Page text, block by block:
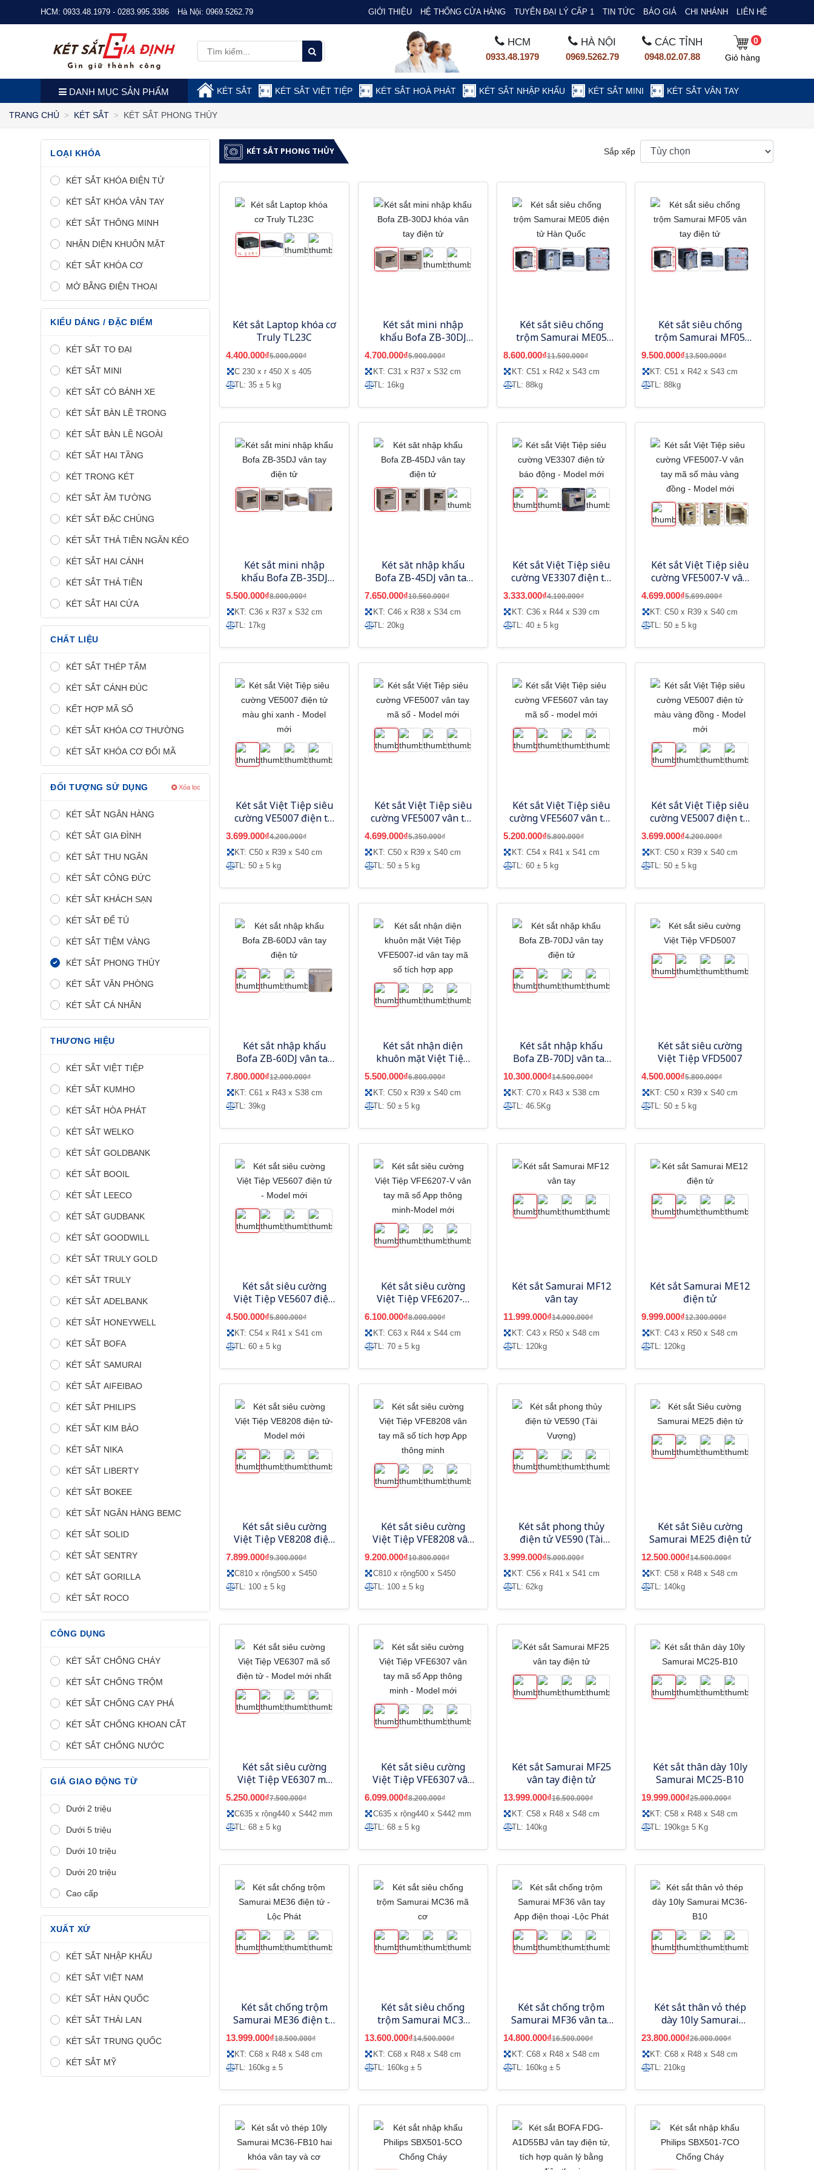
HCM: 0933.48.1979 - 0283.995.3386 Hà Nội: 0969.5262.79 GIỚI THIỆU HỆ THỐNG CỬA HÀNG TUYỂN ĐẠI LÝ CẤP 1 TIN TỨC BÁO GIÁ CHI NHÁNH LIÊN HỆ
HCM
0933.48.1979
HÀ NỘI
0969.5262.79
CÁC TỈNH
0948.02.07.88
0
Giỏ hàng
DANH MỤC SẢN PHẨM KÉT SẮT KÉT SẮT VIỆT TIỆP KÉT SẮT HOÀ PHÁT KÉT SẮT NHẬP KHẨU KÉT SẮT MINI KÉT SẮT VÂN TAY
TRANG CHỦ KÉT SẮT KÉT SẮT PHONG THỦY
LOẠI KHÓA
KÉT SẮT KHÓA ĐIỆN TỬ
KÉT SẮT KHÓA VÂN TAY
KÉT SẮT THÔNG MINH
NHẬN DIỆN KHUÔN MẶT
KÉT SẮT KHÓA CƠ
MỞ BẰNG ĐIỆN THOẠI
KIỂU DÁNG / ĐẶC ĐIỂM
KÉT SẮT TO ĐẠI
KÉT SẮT MINI
KÉT SẮT CÓ BÁNH XE
KÉT SẮT BÀN LỀ TRONG
KÉT SẮT BÀN LỀ NGOÀI
KÉT SẮT HAI TẦNG
KÉT TRONG KÉT
KÉT SẮT ÂM TƯỜNG
KÉT SẮT ĐẶC CHỦNG
KÉT SẮT THẢ TIỀN NGĂN KÉO
KÉT SẮT HAI CÁNH
KÉT SẮT THẢ TIỀN
KÉT SẮT HAI CỬA
CHẤT LIỆU
KÉT SẮT THÉP TẤM
KÉT SẮT CÁNH ĐÚC
KẾT HỢP MÃ SỐ
KÉT SẮT KHÓA CƠ THƯỜNG
KÉT SẮT KHÓA CƠ ĐỔI MÃ
ĐỐI TƯỢNG SỬ DỤNG Xóa lọc
KÉT SẮT NGÂN HÀNG
KÉT SẮT GIA ĐÌNH
KÉT SẮT THU NGÂN
KÉT SẮT CÔNG ĐỨC
KÉT SẮT KHÁCH SẠN
KÉT SẮT ĐỂ TỦ
KÉT SẮT TIỆM VÀNG
KÉT SẮT PHONG THỦY
KÉT SẮT VĂN PHÒNG
KÉT SẮT CÁ NHÂN
THƯƠNG HIỆU
KÉT SẮT VIỆT TIỆP
KÉT SẮT KUMHO
KÉT SẮT HÒA PHÁT
KÉT SẮT WELKO
KÉT SẮT GOLDBANK
KÉT SẮT BOOIL
KÉT SẮT LEECO
KÉT SẮT GUDBANK
KÉT SẮT GOODWILL
KÉT SẮT TRULY GOLD
KÉT SẮT TRULY
KÉT SẮT ADELBANK
KÉT SẮT HONEYWELL
KÉT SẮT BOFA
KÉT SẮT SAMURAI
KÉT SẮT AIFEIBAO
KÉT SẮT PHILIPS
KÉT SẮT KIM BẢO
KÉT SẮT NIKA
KÉT SẮT LIBERTY
KÉT SẮT BOKEE
KÉT SẮT NGÂN HÀNG BEMC
KÉT SẮT SOLID
KÉT SẮT SENTRY
KÉT SẮT GORILLA
KÉT SẮT ROCO
CÔNG DỤNG
KÉT SẮT CHỐNG CHÁY
KÉT SẮT CHỐNG TRỘM
KÉT SẮT CHỐNG CẠY PHÁ
KÉT SẮT CHỐNG KHOAN CẮT
KÉT SẮT CHỐNG NƯỚC
GIÁ GIAO ĐỘNG TỪ
Dưới 2 triệu
Dưới 5 triệu
Dưới 10 triệu
Dưới 20 triệu
Cao cấp
XUẤT XỨ
KÉT SẮT NHẬP KHẨU
KÉT SẮT VIỆT NAM
KÉT SẮT HÀN QUỐC
KÉT SẮT THÁI LAN
KÉT SẮT TRUNG QUỐC
KÉT SẮT MỸ
KÉT SẮT PHONG THỦY Sắp xếp
Két sắt Laptop khóa cơ
Truly TL23C
4.400.000₫5.000.000₫
C 230 x r 450 X s 405
TL: 35 ± 5 kg
Két sắt mini nhập
khẩu Bofa ZB-30DJ
khóa vân tay điện tử
4.700.000₫5.900.000₫
KT: C31 x R37 x S32 cm
TL: 16kg
Két sắt siêu chống
trộm Samurai ME05
điện tử Hàn Quốc
8.600.000₫11.500.000₫
KT: C51 x R42 x S43 cm
TL: 88kg
Két sắt siêu chống
trộm Samurai MF05
vân tay điện tử
9.500.000₫13.500.000₫
KT: C51 x R42 x S43 cm
TL: 88kg
Két sắt mini nhập
khẩu Bofa ZB-35DJ
vân tay điện tử
5.500.000₫8.000.000₫
KT: C36 x R37 x S32 cm
TL: 17kg
Két săt nhập khẩu
Bofa ZB-45DJ vân tay
điện tử
7.650.000₫10.560.000₫
KT: C46 x R38 x S34 cm
TL: 20kg
Két sắt Việt Tiệp siêu
cường VE3307 điện tử
báo động - Model mới
3.333.000₫4.100.000₫
KT: C36 x R44 x S39 cm
TL: 40 ± 5 kg
Két sắt Việt Tiệp siêu
cường VFE5007-V vân
tay mã số màu vàng
đồng - Model mới
4.699.000₫5.699.000₫
KT: C50 x R39 x S40 cm
TL: 50 ± 5 kg
Két sắt Việt Tiệp siêu
cường VE5007 điện tử
màu ghi xanh - Model
mới
3.699.000₫4.200.000₫
KT: C50 x R39 x S40 cm
TL: 50 ± 5 kg
Két sắt Việt Tiệp siêu
cường VFE5007 vân tay
mã số - Model mới
4.699.000₫5.350.000₫
KT: C50 x R39 x S40 cm
TL: 50 ± 5 kg
Két sắt Việt Tiệp siêu
cường VFE5607 vân tay
mã số - model mới
5.200.000₫5.800.000₫
KT: C54 x R41 x S41 cm
TL: 60 ± 5 kg
Két sắt Việt Tiệp siêu
cường VE5007 điện tử
màu vàng đồng -
Model mới
3.699.000₫4.200.000₫
KT: C50 x R39 x S40 cm
TL: 50 ± 5 kg
Két sắt nhập khẩu
Bofa ZB-60DJ vân tay
điện tử
7.800.000₫12.000.000₫
KT: C61 x R43 x S38 cm
TL: 39kg
Két sắt nhận diện
khuôn mặt Việt Tiệp
VFE5007-id vân tay mã
số tích hợp app
5.500.000₫6.800.000₫
KT: C50 x R39 x S40 cm
TL: 50 ± 5 kg
Két sắt nhập khẩu
Bofa ZB-70DJ vân tay
điện tử
10.300.000₫14.500.000₫
KT: C70 x R43 x S38 cm
TL: 46.5Kg
Két sắt siêu cường
Việt Tiệp VFD5007
4.500.000₫5.800.000₫
KT: C50 x R39 x S40 cm
TL: 50 ± 5 kg
Két sắt siêu cường
Việt Tiệp VE5607 điện
tử - Model mới
4.500.000₫5.800.000₫
KT: C54 x R41 x S41 cm
TL: 60 ± 5 kg
Két sắt siêu cường
Việt Tiệp VFE6207-V
vân tay mã số App
thông minh-Model
mới
6.100.000₫8.000.000₫
KT: C63 x R44 x S44 cm
TL: 70 ± 5 kg
Két sắt Samurai MF12
vân tay
11.999.000₫14.000.000₫
KT: C43 x R50 x S48 cm
TL: 120kg
Két sắt Samurai ME12
điện tử
9.999.000₫12.300.000₫
KT: C43 x R50 x S48 cm
TL: 120kg
Két sắt siêu cường
Việt Tiệp VE8208 điện
tử- Model mới
7.899.000₫9.300.000₫
C810 x rộng500 x S450
TL: 100 ± 5 kg
Két sắt siêu cường
Việt Tiệp VFE8208 vân
tay mã số tích hợp App
thông minh
9.200.000₫10.800.000₫
C810 x rộng500 x S450
TL: 100 ± 5 kg
Két sắt phong thủy
điện tử VE590 (Tài
Vượng)
3.999.000₫5.000.000₫
KT: C56 x R41 x S41 cm
TL: 62kg
Két sắt Siêu cường
Samurai ME25 điện tử
12.500.000₫14.500.000₫
KT: C58 x R48 x S48 cm
TL: 140kg
Két sắt siêu cường
Việt Tiệp VE6307 mã
số điện tử - Model mới
nhất
5.250.000₫7.500.000₫
C635 x rộng440 x S442 mm
TL: 68 ± 5 kg
Két sắt siêu cường
Việt Tiệp VFE6307 vân
tay mã số App thông
minh - Model mới
6.099.000₫8.200.000₫
C635 x rộng440 x S442 mm
TL: 68 ± 5 kg
Két sắt Samurai MF25
vân tay điện tử
13.999.000₫16.500.000₫
KT: C58 x R48 x S48 cm
TL: 140kg
Két sắt thân dày 10ly
Samurai MC25-B10
19.999.000₫25.000.000₫
KT: C58 x R48 x S48 cm
TL: 190kg± 5 Kg
Két sắt chống trộm
Samurai ME36 điện tử
-Lộc Phát
13.999.000₫18.500.000₫
KT: C68 x R48 x S48 cm
TL: 160kg ± 5
Két sắt siêu chống
trộm Samurai MC36
mã cơ
13.600.000₫14.500.000₫
KT: C68 x R48 x S48 cm
TL: 160kg ± 5
Két sắt chống trộm
Samurai MF36 vân tay
App điện thoại -Lộc
Phát
14.800.000₫16.500.000₫
KT: C68 x R48 x S48 cm
TL: 160kg ± 5
Két sắt thân vỏ thép
dày 10ly Samurai
MC36-B10
23.800.000₫26.000.000₫
KT: C68 x R48 x S48 cm
TL: 210kg